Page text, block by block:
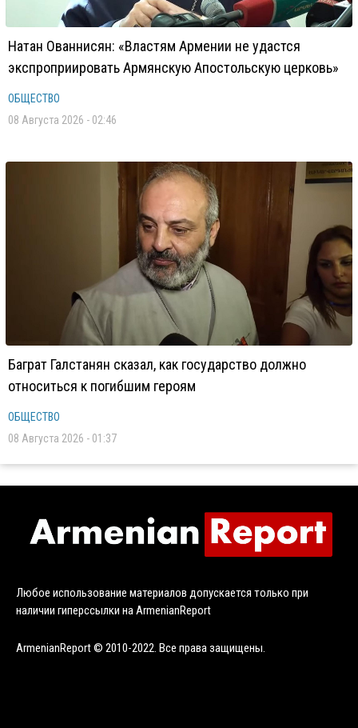
Натан Ованнисян: «Властям Армении не удастся
экспроприировать Армянскую Апостольскую церковь»
ОБЩЕСТВО
08 Августа 2026 - 02:46
Баграт Галстанян сказал, как государство должно
относиться к погибшим героям
ОБЩЕСТВО
08 Августа 2026 - 01:37
Любое использование материалов допускается только при
наличии гиперссылки на ArmenianReport
ArmenianReport © 2010-2022. Все права защищены.